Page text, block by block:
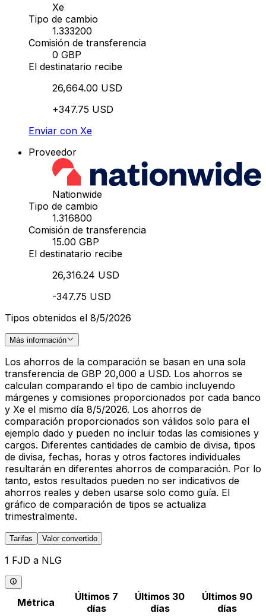
Xe
Tipo de cambio
1.333200
Comisión de transferencia
0 GBP
El destinatario recibe
26,664.00 USD
+347.75 USD
Enviar con Xe
Proveedor
Nationwide
Tipo de cambio
1.316800
Comisión de transferencia
15.00 GBP
El destinatario recibe
26,316.24 USD
-347.75 USD
Tipos obtenidos el 8/5/2026
Más información
Los ahorros de la comparación se basan en una sola
transferencia de GBP 20,000 a USD. Los ahorros se
calculan comparando el tipo de cambio incluyendo
márgenes y comisiones proporcionados por cada banco
y Xe el mismo día 8/5/2026. Los ahorros de
comparación proporcionados son válidos solo para el
ejemplo dado y pueden no incluir todas las comisiones y
cargos. Diferentes cantidades de cambio de divisa, tipos
de divisa, fechas, horas y otros factores individuales
resultarán en diferentes ahorros de comparación. Por lo
tanto, estos resultados pueden no ser indicativos de
ahorros reales y deben usarse solo como guía. El
gráfico de comparación de tipos se actualiza
trimestralmente.
Tarifas Valor convertido
1 FJD a NLG
Métrica
Últimos 7
días
Últimos 30
días
Últimos 90
días